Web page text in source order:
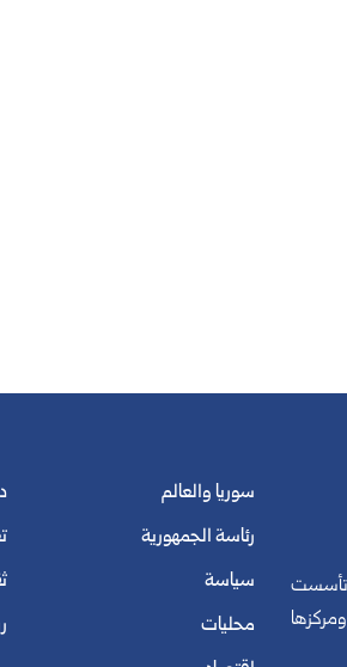
تأسست
ومركزها
سوريا والعالم
رئاسة الجمهورية
سياسة
محليات